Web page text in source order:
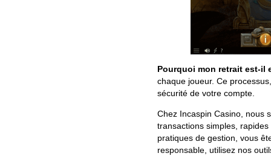
Pourquoi mon retrait est-il
chaque joueur. Ce
sécurité de votre compte.
Chez Incaspin Casino, nous
transactions simples,
pratiques de gestion, vous
responsable, utilisez nos